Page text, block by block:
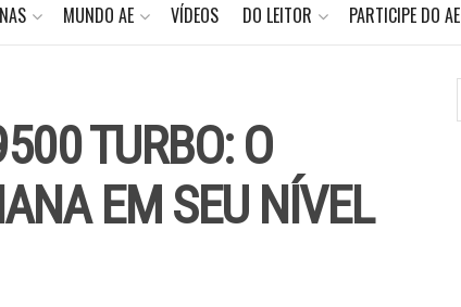
MUNDO AE VÍDEOS DO LEITOR PARTICIPE DO AE
TURBO: O
EM SEU NÍVEL